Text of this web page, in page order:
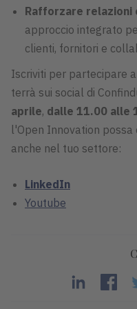
Rafforzare relazioni
approccio integrato
clienti, fornitori e
Iscriviti per partecipare
terrà sui social di
aprile, dalle 11.00 alle
l'Open Innovation
anche nel tuo settore:
LinkedIn
Youtube